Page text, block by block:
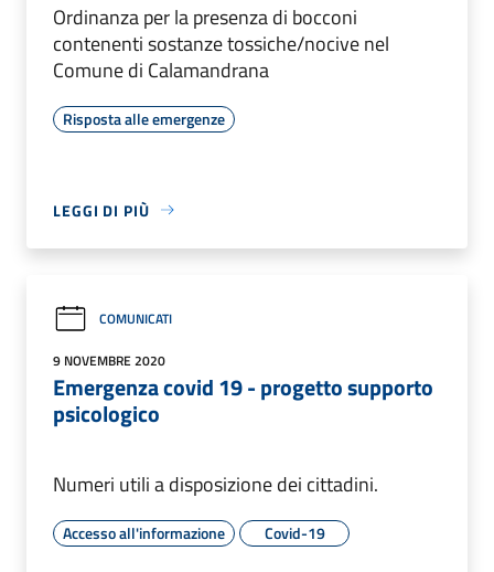
Ordinanza per la presenza di bocconi
contenenti sostanze tossiche/nocive nel
Comune di Calamandrana
Risposta alle emergenze
LEGGI DI PIÙ
COMUNICATI
9 NOVEMBRE 2020
Emergenza covid 19 - progetto supporto
psicologico
Numeri utili a disposizione dei cittadini.
Accesso all'informazione Covid-19